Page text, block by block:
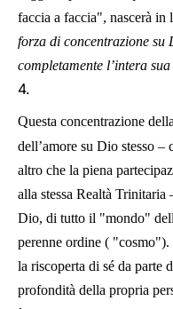
faccia a faccia", nascerà in
forza di concentrazione su
completamente l’intera
4.
Questa concentrazione
dell’amore su Dio stesso –
altro che la piena
alla stessa Realtà Trinitaria
Dio, di tutto il "mondo"
perenne ordine ( "cosmo").
la riscoperta di sé da parte
profondità della propria